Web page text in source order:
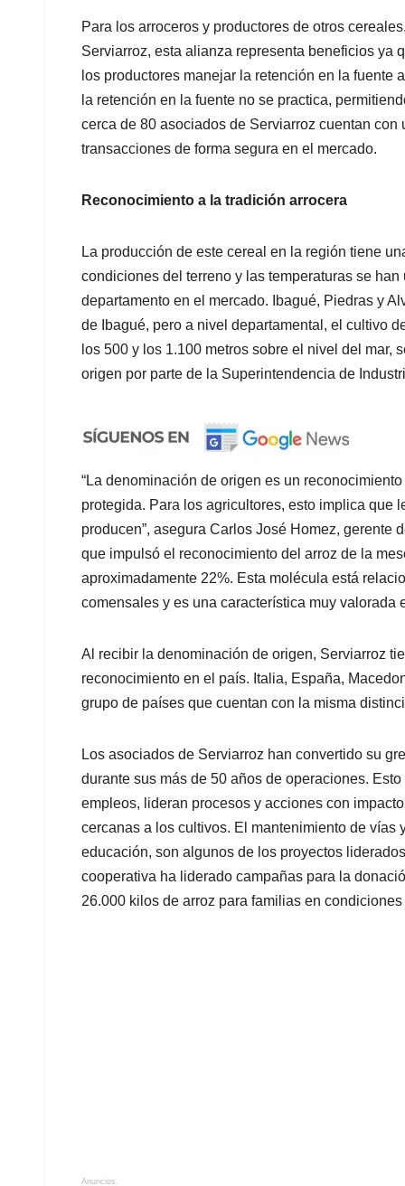
Para los arroceros y productores de otros
Serviarroz, esta alianza representa beneficios ya
los productores manejar la retención en la fuente
la retención en la fuente no se practica,
cerca de 80 asociados de Serviarroz cuentan
transacciones de forma segura en el mercado.
Reconocimiento a la tradición arrocera
La producción de este cereal en la región tiene
condiciones del terreno y las temperaturas se
departamento en el mercado. Ibagué, Piedras y
de Ibagué, pero a nivel departamental, el cultivo
los 500 y los 1.100 metros sobre el nivel del
origen por parte de la Superintendencia de
“La denominación de origen es un
protegida. Para los agricultores, esto implica que
producen”, asegura Carlos José Homez, gerente
que impulsó el reconocimiento del arroz de la
aproximadamente 22%. Esta molécula está
comensales y es una característica muy valorada
Al recibir la denominación de origen, Serviarroz
reconocimiento en el país. Italia, España,
grupo de países que cuentan con la misma
Los asociados de Serviarroz han convertido su
durante sus más de 50 años de operaciones.
empleos, lideran procesos y acciones con
cercanas a los cultivos. El mantenimiento de vías
educación, son algunos de los proyectos
cooperativa ha liderado campañas para la
26.000 kilos de arroz para familias en
Anuncios.